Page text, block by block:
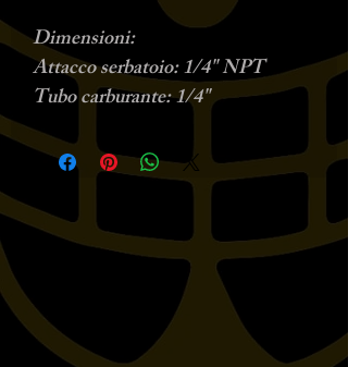
Dimensioni:
Attacco serbatoio: 1/4" NPT
Tubo carburante: 1/4"